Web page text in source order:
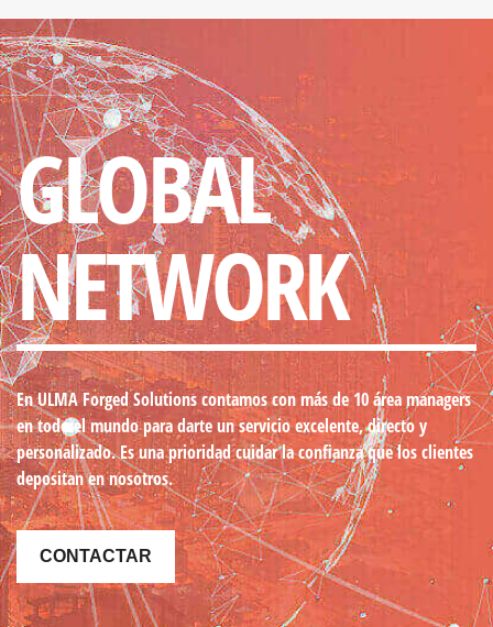
GLOBAL
NETWORK
En ULMA Forged Solutions contamos con más de 10 área managers
en todo el mundopara darte un servicio excelente, directo y
personalizado. Es una prioridad cuidar la confianza que los clientes
depositan en nosotros.
CONTACTAR